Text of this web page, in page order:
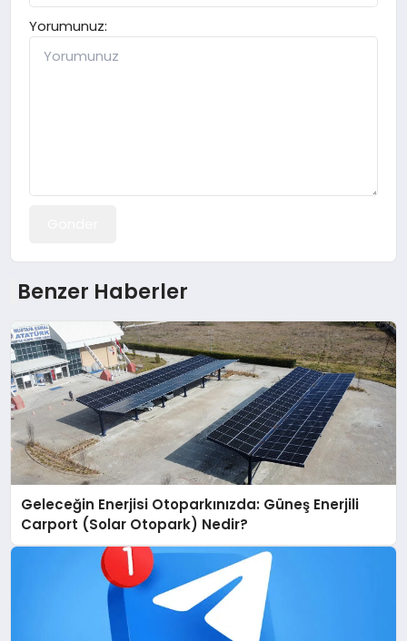
Yorumunuz:
Benzer Haberler
Geleceğin Enerjisi Otoparkınızda: Güneş Enerjili
Carport (Solar Otopark) Nedir?